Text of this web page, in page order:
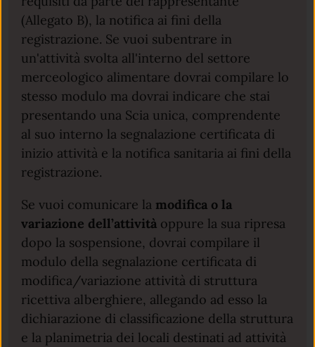
(Allegato B), la notifica ai fini della
registrazione. Se vuoi subentrare in
un'attività svolta all'interno del settore
merceologico alimentare dovrai compilare lo
stesso modulo ma dovrai indicare che stai
presentando una Scia unica, comprendente
al suo interno la segnalazione certificata di
inizio attività e la notifica sanitaria ai fini della
registrazione.
Se vuoi comunicare la modifica o la
variazione dell’attività oppure la sua ripresa
dopo la sospensione, dovrai compilare il
modulo della segnalazione certificata di
modifica/variazione attività di struttura
ricettiva alberghiere, allegando ad esso la
dichiarazione di classificazione della struttura
e la planimetria dei locali destinati ad attività